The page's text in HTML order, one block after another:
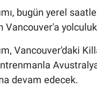
bugün yerel
Vancouver'a
Vancouver'daki
devam edecek.